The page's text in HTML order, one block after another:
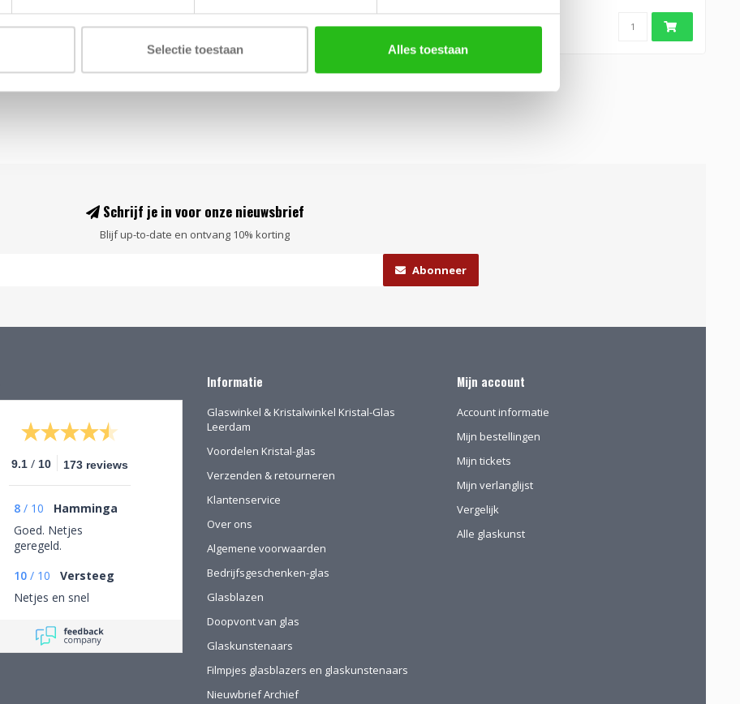
Selectie toestaan Alles toestaan
Schrijf je in voor onze nieuwsbrief
Blijf up-to-date en ontvang 10% korting
Abonneer
9.1 / 10 173 reviews
8 / 10
Hamminga
Goed. Netjes
geregeld.
10 / 10
Versteeg
Netjes en snel
Informatie
Glaswinkel & Kristalwinkel Kristal-Glas
Leerdam
Voordelen Kristal-glas
Verzenden & retourneren
Klantenservice
Over ons
Algemene voorwaarden
Bedrijfsgeschenken-glas
Glasblazen
Doopvont van glas
Glaskunstenaars
Filmpjes glasblazers en glaskunstenaars
Nieuwbrief Archief
Mijn account
Account informatie
Mijn bestellingen
Mijn tickets
Mijn verlanglijst
Vergelijk
Alle glaskunst